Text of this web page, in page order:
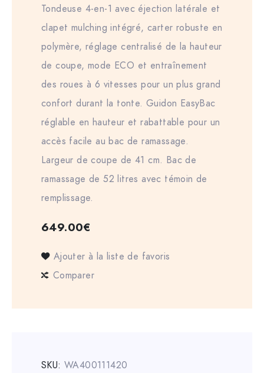
Tondeuse 4-en-1 avec éjection latérale et
clapet mulching intégré, carter robuste en
polymère, réglage centralisé de la hauteur
de coupe, mode ECO et entraînement
des roues à 6 vitesses pour un plus grand
confort durant la tonte. Guidon EasyBac
réglable en hauteur et rabattable pour un
accès facile au bac de ramassage.
Largeur de coupe de 41 cm. Bac de
ramassage de 52 litres avec témoin de
remplissage.
649.00€
Ajouter à la liste de favoris
Comparer
SKU: WA400111420